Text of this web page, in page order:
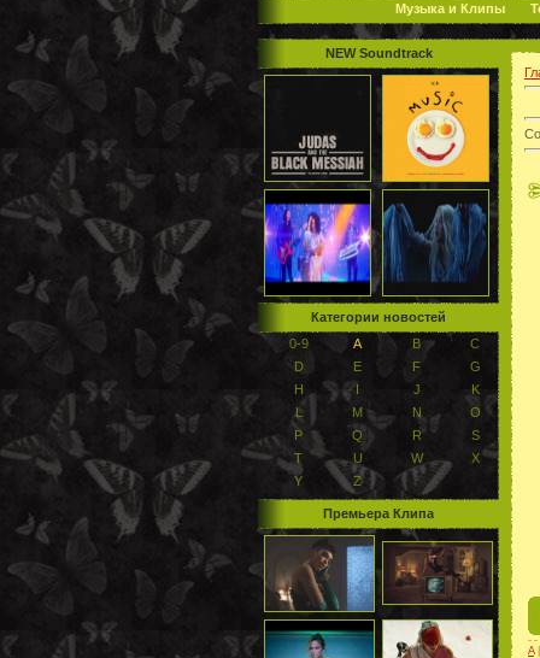
Музыка и Клипы
NEW Soundtrack
Категории новостей
0-9
A B
C
D
E F
G
H
I J
K
L
M N
O
P
Q R
S
T
U W
X
Y
Z
Премьера Клипа
A|